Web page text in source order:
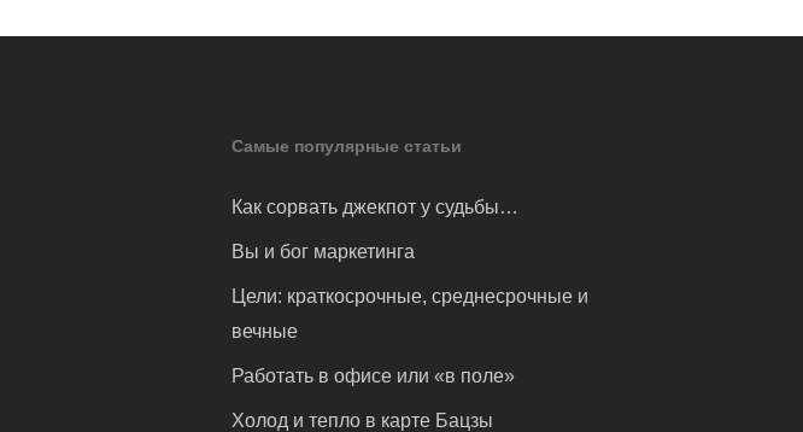
Самые популярные статьи
Как сорвать джекпот у судьбы…
Вы и бог маркетинга
Цели: краткосрочные, среднесрочные и
вечные
Работать в офисе или «в поле»
Холод и тепло в карте Бацзы